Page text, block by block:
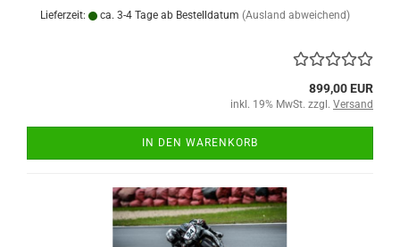
Lieferzeit: ca. 3-4 Tage ab Bestelldatum (Ausland abweichend)
899,00 EUR
inkl. 19% MwSt. zzgl. Versand
IN DEN WARENKORB